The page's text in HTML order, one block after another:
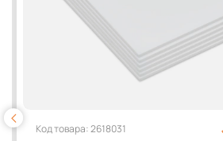
Код товара: 2618031